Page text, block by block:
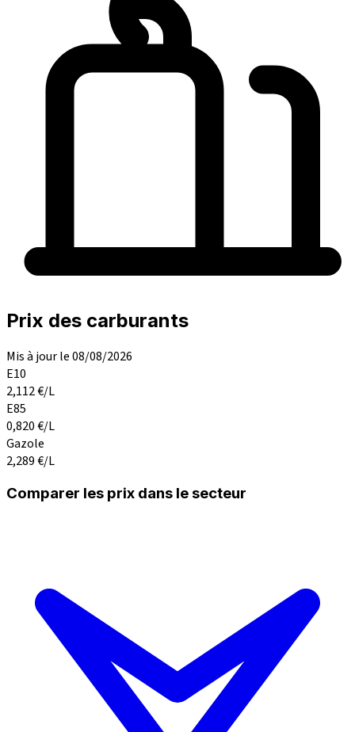
Prix des carburants
Mis à jour le 08/08/2026
E10
2,112€/L
E85
0,820€/L
Gazole
2,289€/L
Comparer les prix dans le secteur